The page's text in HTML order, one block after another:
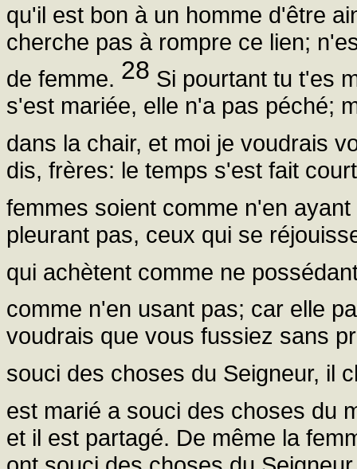
qu'il est bon à un homme d'être
cherche pas à rompre ce lien;
de femme. 28 Si pourtant tu t'es
s'est mariée, elle n'a pas péché;
dans la chair, et moi je voudrais
dis, frères: le temps s'est fait
femmes soient comme n'en
pleurant pas, ceux qui se
qui achètent comme ne
comme n'en usant pas; car elle
voudrais que vous fussiez sans
souci des choses du Seigneur, il
est marié a souci des choses du
et il est partagé. De même la